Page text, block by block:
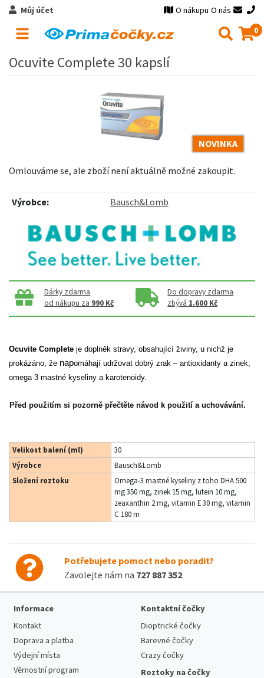
Můj účet O nákupu O nás
0
Ocuvite Complete 30 kapslí
NOVINKA
Omlouváme se, ale zboží není aktuálně možné zakoupit.
Výrobce: Bausch&Lomb
Dárky zdarma
od nákupu za 990 Kč
Do dopravy zdarma
zbývá 1.600 Kč
Ocuvite Complete je doplněk stravy, obsahující živiny, u nichž je
prokázáno, že napomáhají udržovat dobrý zrak – antioxidanty a zinek,
omega 3 mastné kyseliny a karotenoidy.
Před použitím si pozorně přečtěte návod k použití a uchovávání.
Velikost balení (ml)
30
Výrobce
Bausch&Lomb
Složení roztoku
Omega-3 mastné kyseliny z toho DHA 500
mg 350 mg, zinek 15 mg, lutein 10 mg,
zeaxanthin 2 mg, vitamin E 30 mg, vitamin
C 180 m
Potřebujete pomoct nebo poradit?
Zavolejte nám na 727 887 352.
Informace
Kontakt
Doprava a platba
Výdejní místa
Věrnostní program
Kontaktní čočky
Dioptrické čočky
Barevné čočky
Crazy čočky
Roztoky na čočky